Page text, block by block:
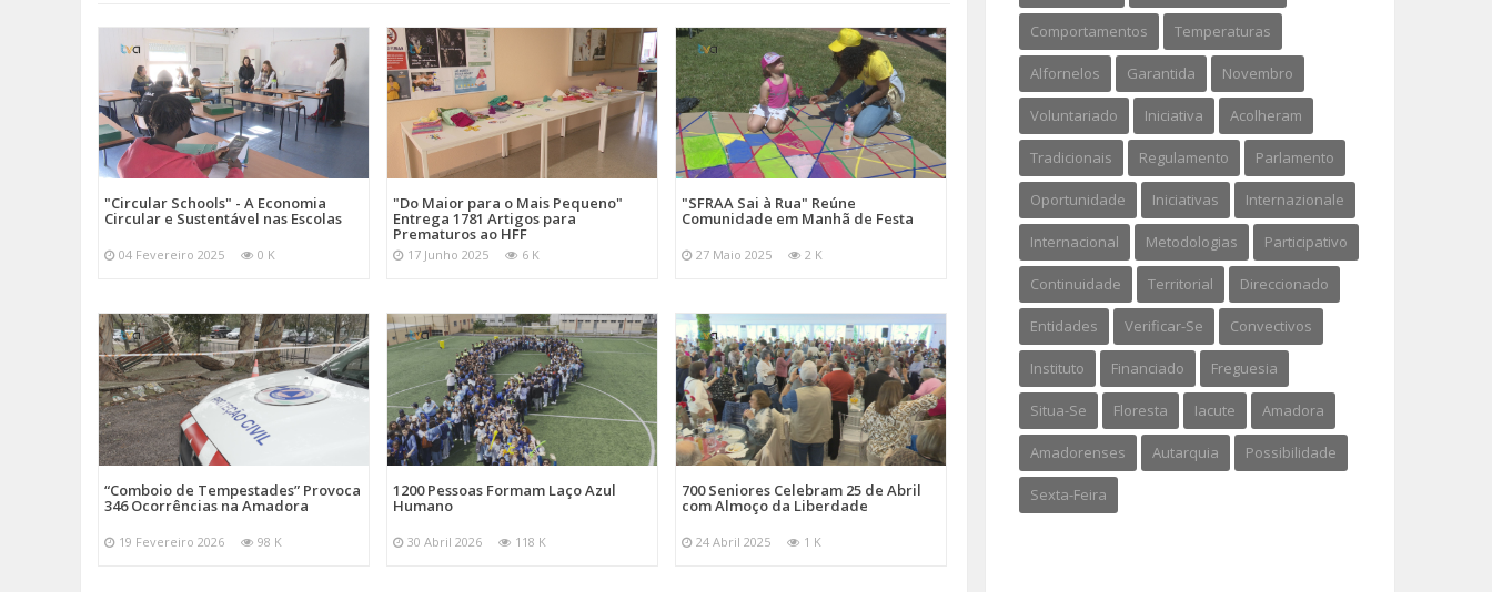
"Circular Schools" - A Economia
Circular e Sustentável nas Escolas
04 Fevereiro 2025 0 K
"Do Maior para o Mais Pequeno"
Entrega 1781 Artigos para
Prematuros ao HFF
17 Junho 2025 6 K
"SFRAA Sai à Rua" Reúne
Comunidade em Manhã de Festa
27 Maio 2025 2 K
“Comboio de Tempestades” Provoca
346 Ocorrências na Amadora
19 Fevereiro 2026 98 K
1200 Pessoas Formam Laço Azul
Humano
30 Abril 2026 118 K
700 Seniores Celebram 25 de Abril
com Almoço da Liberdade
24 Abril 2025 1 K
Comportamentos Temperaturas
Alfornelos Garantida Novembro
Voluntariado Iniciativa Acolheram
Tradicionais Regulamento Parlamento
Oportunidade Iniciativas Internazionale
Internacional Metodologias Participativo
Continuidade Territorial Direccionado
Entidades Verificar-Se Convectivos
Instituto Financiado Freguesia
Situa-Se Floresta Iacute Amadora
Amadorenses Autarquia Possibilidade
Sexta-Feira